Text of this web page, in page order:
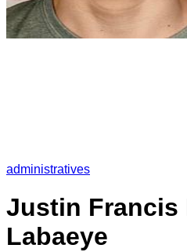
administratives
Justin Francis
Labaeye